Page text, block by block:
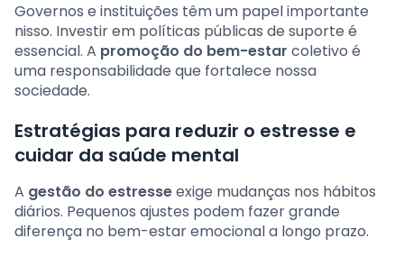
Governos e instituições têm um papel importante
nisso. Investir em políticas públicas de suporte é
essencial. A promoção do bem-estar coletivo é
uma responsabilidade que fortalece nossa
sociedade.
Estratégias para reduzir o estresse e
cuidar da saúde mental
A gestão do estresseexige mudanças nos hábitos
diários. Pequenos ajustes podem fazer grande
diferença no bem-estar emocional a longo prazo.